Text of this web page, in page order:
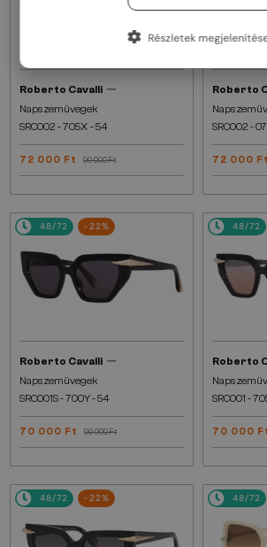
Roberto Cavalli —
Napszemüvegek
SRC002 - 705X - 54
72 000 Ft 90 000 Ft
Roberto
SRC002 -
72 000 Ft
48/72 -22%
Roberto Cavalli —
Napszemüvegek
SRC001S - 700Y - 54
70 000 Ft 90 000 Ft
48/72
Roberto
SRC001 -
70 000
48/72 -22% 48/72
Részletek